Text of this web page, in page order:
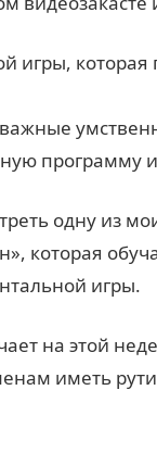
игры, которая
важные
программу
одну из
которая
игры.
на этой
иметь